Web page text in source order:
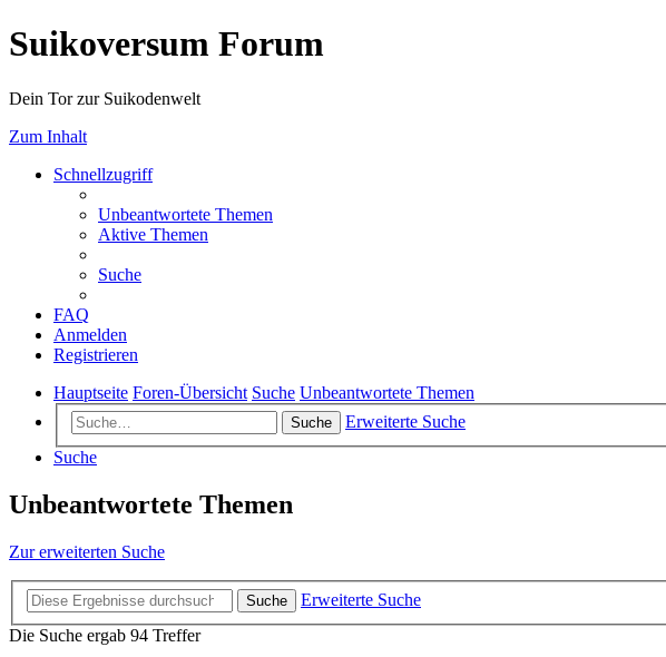
Suikoversum Forum
Dein Tor zur Suikodenwelt
Zum Inhalt
Schnellzugriff
Unbeantwortete Themen
Aktive Themen
Suche
FAQ
Anmelden
Registrieren
Hauptseite Foren-Übersicht Suche Unbeantwortete Themen
Suche
Erweiterte Suche
Suche
Unbeantwortete Themen
Zur erweiterten Suche
Suche
Erweiterte Suche
Die Suche ergab 94 Treffer